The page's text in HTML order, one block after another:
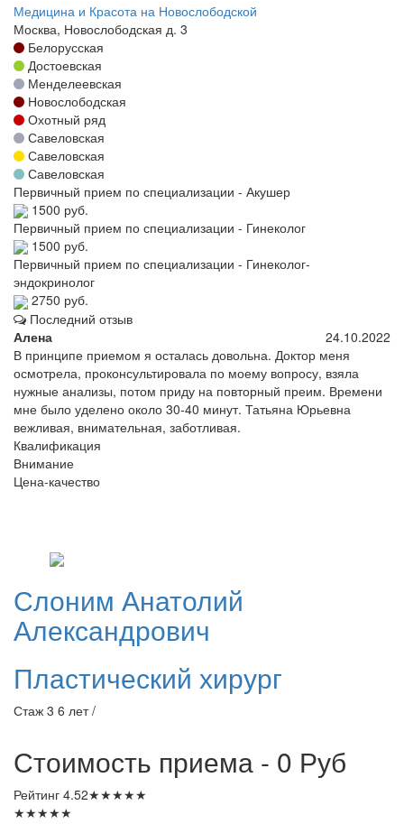
Медицина и Красота на Новослободской
Москва, Новослободская д. 3
Белорусская
Достоевская
Менделеевская
Новослободская
Охотный ряд
Савеловская
Савеловская
Савеловская
Первичный прием по специализации - Акушер
1500 руб.
Первичный прием по специализации - Гинеколог
1500 руб.
Первичный прием по специализации - Гинеколог-
эндокринолог
2750 руб.
Последний отзыв
Алена
24.10.2022
В принципе приемом я осталась довольна. Доктор меня
осмотрела, проконсультировала по моему вопросу, взяла
нужные анализы, потом приду на повторный преим. Времени
мне было уделено около 30-40 минут. Татьяна Юрьевна
вежливая, внимательная, заботливая.
Квалификация
Внимание
Цена-качество
Слоним Анатолий
Александрович
Пластический хирург
Стаж 3 6 лет /
Стоимость приема - 0 Руб
Рейтинг 4.52★★★★★
★★★★★